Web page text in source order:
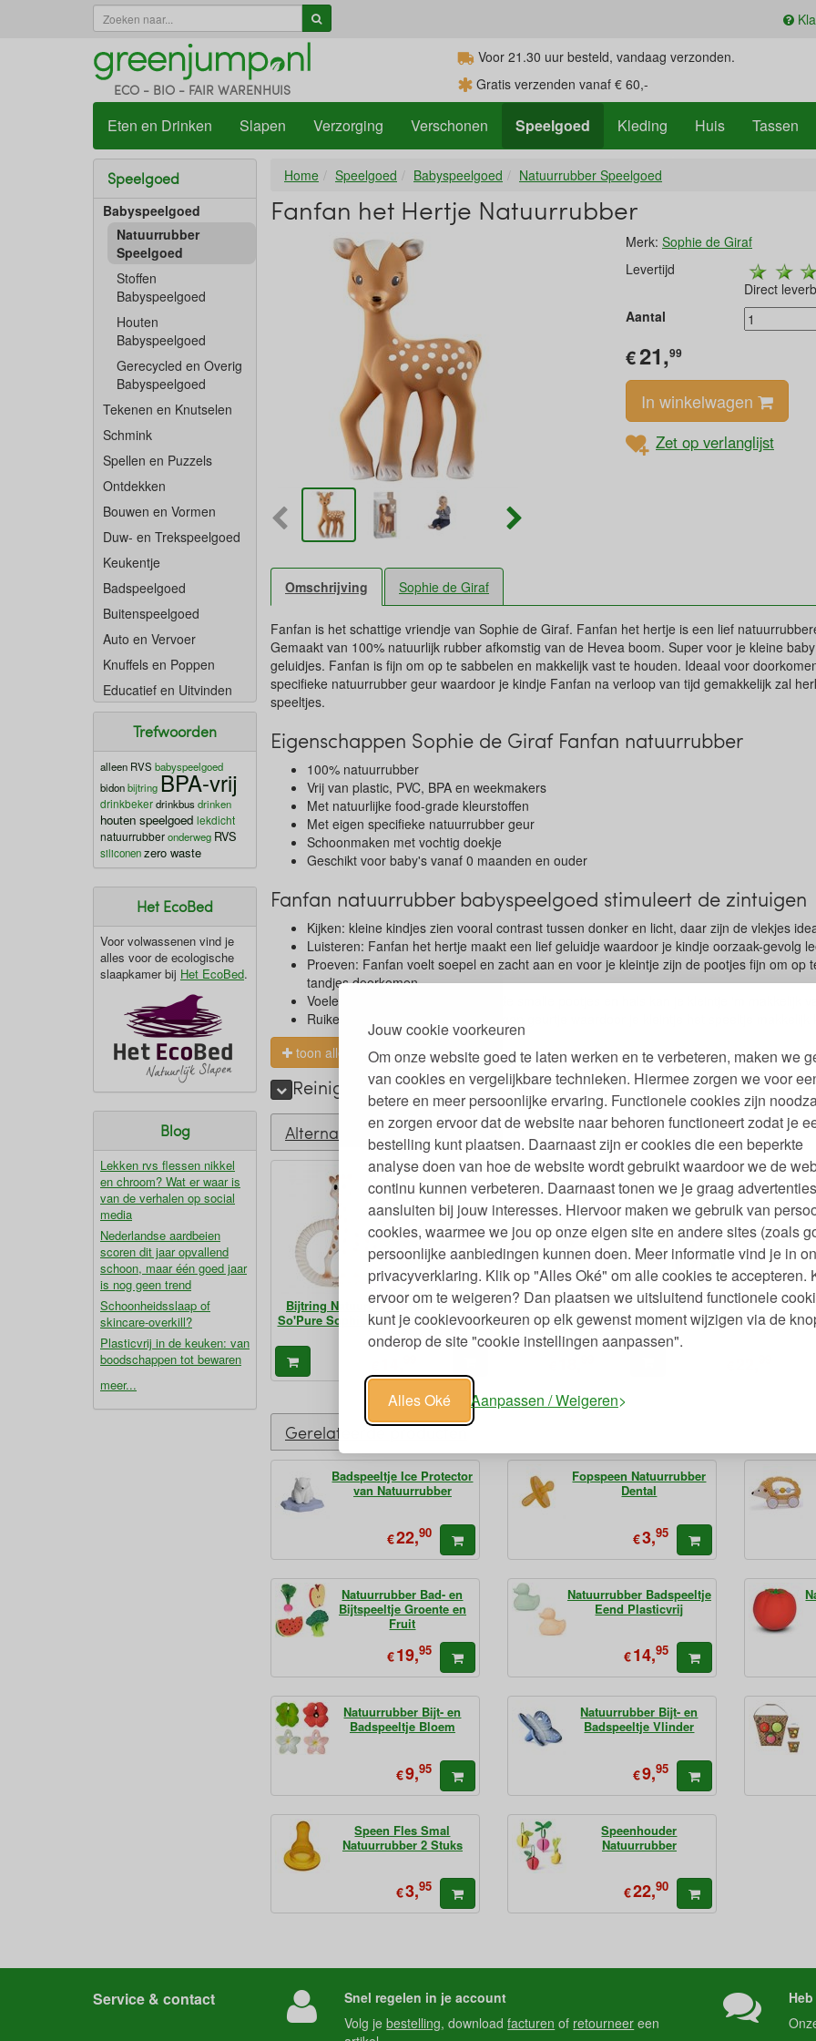
Jouw cookie voorkeuren
Om onze website goed te laten werken en te verbeteren, maken we
van cookies en vergelijkbare technieken. Hiermee zorgen we voor
betere en meer persoonlijke ervaring. Functionele cookies zijn
en zorgen ervoor dat de website naar behoren functioneert zodat je
bestelling kunt plaatsen. Daarnaast zijn er cookies die een beperkte
analyse doen van hoe de website wordt gebruikt waardoor we de
continu kunnen verbeteren. Daarnaast tonen we je graag
aansluiten bij jouw interesses. Hiervoor maken we gebruik van
cookies, waarmee we jou op onze eigen site en andere sites (zoals
persoonlijke aanbiedingen kunnen doen. Meer informatie vind je in
privacyverklaring. Klik op "Alles Oké" om alle cookies te accepteren.
ervoor om te weigeren? Dan plaatsen we uitsluitend functionele
kunt je cookievoorkeuren op elk gewenst moment wijzigen via de
onderop de site "cookie instellingen aanpassen".
Alles Oké Aanpassen / Weigeren
ECO - BIO - FAIR WARENHUIS
Voor 21.30 uur besteld, vandaag verzonden.
Gratis verzenden vanaf € 60,-
Eten en Drinken Slapen Verzorging Verschonen Speelgoed Kleding Huis Tassen
Speelgoed
Babyspeelgoed
Natuurrubber
Speelgoed
Stoffen
Babyspeelgoed
Houten
Babyspeelgoed
Gerecycled en Overig
Babyspeelgoed
Tekenen en Knutselen
Schmink
Spellen en Puzzels
Ontdekken
Bouwen en Vormen
Duw- en Trekspeelgoed
Keukentje
Badspeelgoed
Buitenspeelgoed
Auto en Vervoer
Knuffels en Poppen
Educatief en Uitvinden
Trefwoorden
alleen RVS babyspeelgoed
bidonbijtring BPA-vrij
drinkbekerdrinkbusdrinken
houten speelgoed lekdicht
natuurrubberonderweg RVS
siliconenzero waste
Het EcoBed
Voor volwassenen vind je
alles voor de ecologische
slaapkamer bij Het EcoBed.
Blog
Lekken rvs flessen nikkel
en chroom? Wat er waar is
van de verhalen op social
media
Nederlandse aardbeien
scoren dit jaar opvallend
schoon, maar één goed jaar
is nog geen trend
Schoonheidsslaap of
skincare-overkill?
Plasticvrij in de keuken: van
boodschappen tot bewaren
meer...
Home Speelgoed Babyspeelgoed Natuurrubber Speelgoed
Fanfan het Hertje Natuurrubber
Merk: Sophie de Giraf
Levertijd
Direct
Aantal
€21,99
In winkelwagen
Zet op verlanglijst
Omschrijving Sophie de Giraf
Fanfan is het schattige vriendje van Sophie de Giraf. Fanfan het hertje is een lief
Gemaakt van 100% natuurlijk rubber afkomstig van de Hevea boom. Super voor je kleine
geluidjes. Fanfan is fijn om op te sabbelen en makkelijk vast te houden. Ideaal voor
specifieke natuurrubber geur waardoor je kindje Fanfan na verloop van tijd gemakkelijk zal
speeltjes.
Eigenschappen Sophie de Giraf Fanfan natuurrubber
100% natuurrubber
Vrij van plastic, PVC, BPA en weekmakers
Met natuurlijke food-grade kleurstoffen
Met eigen specifieke natuurrubber geur
Schoonmaken met vochtig doekje
Geschikt voor baby's vanaf 0 maanden en ouder
Fanfan natuurrubber babyspeelgoed stimuleert de zintuigen
Kijken: kleine kindjes zien vooral contrast tussen donker en licht, daar zijn de vlekjes
Luisteren: Fanfan het hertje maakt een lief geluidje waardoor je kindje oorzaak-gevolg
Proeven: Fanfan voelt soepel en zacht aan en voor je kleintje zijn de pootjes fijn om op
tandjes doorkomen.
Voelen: het hertje is licht en door de smalle pootjes en hals kan je kleintje 'm makkelijk
Ruiken: natuurrubber heeft een eigen geurtje waardoor je kleintje het speeltje makkelijk
toon alles
Reinigen natuurlijk speelgoed Fanfan het hertje
Alternatieven
Bijtring Natuurrubber
So'Pure Sophie de Giraf
Bijtring Sophie de Giraf
So'Pure Natuurrubber
Sophie de Giraf
Natuurrubber
Gerelateerde producten
Badspeeltje Ice Protector
van Natuurrubber
€22,90
Fopspeen Natuurrubber
Dental
€3,95
Natuurrubber Bad- en
Bijtspeeltje Groente en
Fruit
€19,95
Natuurrubber Badspeeltje
Eend Plasticvrij
€14,95
Natuurrubber Bijt- en
Badspeeltje Bloem
€9,95
Natuurrubber Bijt- en
Badspeeltje Vlinder
€9,95
Speen Fles Smal
Natuurrubber 2 Stuks
€3,95
Speenhouder
Natuurrubber
€22,90
Service & contact
Snel regelen in je account
Volg jebestelling, downloadfacturen of retourneer een